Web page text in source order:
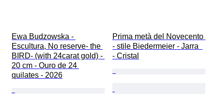
Ewa Budzowska -
Escultura, No reserve- the
BIRD- (with 24carat gold) -
20 cm - Ouro de 24
quilates - 2026
Prima metà del Novecento
- stile Biedermeier - Jarra
- Cristal